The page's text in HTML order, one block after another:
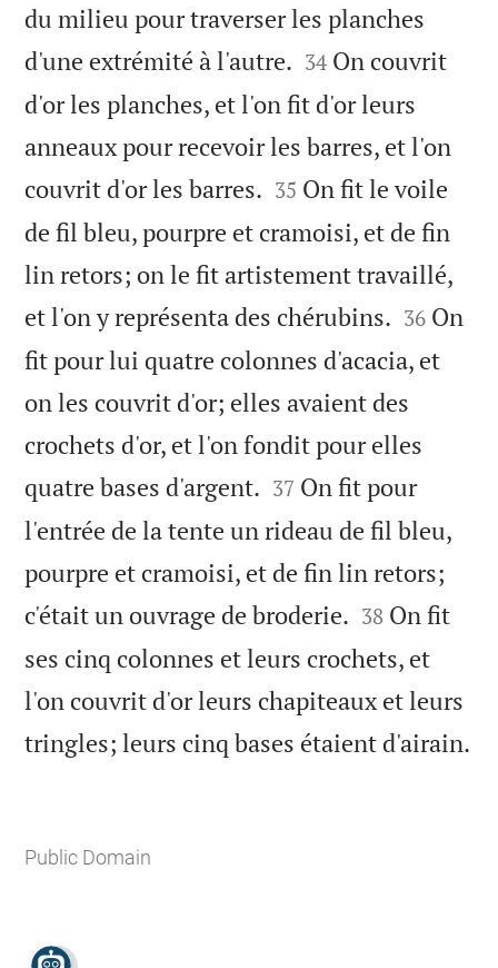
du milieu pour traverser les planches
d'une extrémité à l'autre. 

34 On couvrit
d'or les planches, et l'on fit d'or leurs
anneaux pour recevoir les barres, et l'on
couvrit d'or les barres. 

35 On fit le voile
de fil bleu, pourpre et cramoisi, et de fin
lin retors; on le fit artistement travaillé,
et l'on y représenta des chérubins. 

36 On
fit pour lui quatre colonnes d'acacia, et
on les couvrit d'or; elles avaient des
crochets d'or, et l'on fondit pour elles
quatre bases d'argent. 

37 On fit pour
l'entrée de la tente un rideau de fil bleu,
pourpre et cramoisi, et de fin lin retors;
c'était un ouvrage de broderie. 

38 On fit
ses cinq colonnes et leurs crochets, et
l'on couvrit d'or leurs chapiteaux et leurs
tringles; leurs cinq bases étaient d'airain.
Public Domain